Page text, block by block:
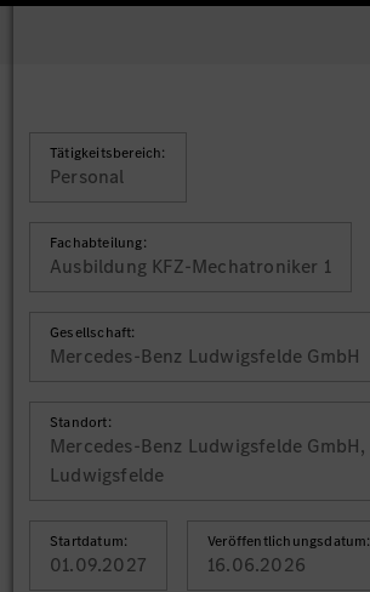
Tätigkeitsbereich:
Personal
Fachabteilung:
Ausbildung KFZ-Mechatroniker 1
Gesellschaft:
Mercedes-Benz Ludwigsfelde GmbH
Standort:
Mercedes-Benz Ludwigsfelde GmbH,
Ludwigsfelde
Startdatum:
01.09.2027
Veröffentlichungsdatum:
16.06.2026